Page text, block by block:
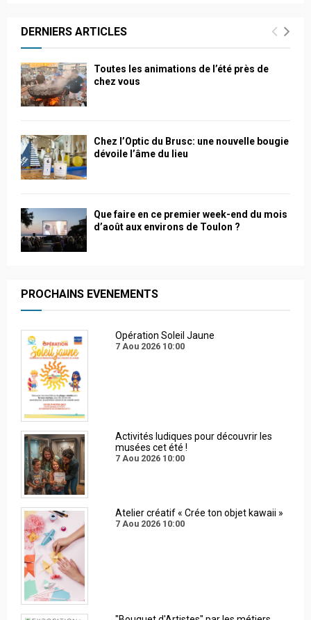
articles
DERNIERS ARTICLES
Toutes les animations de l’été près de
chez vous
Chez l’Optic du Brusc: une nouvelle bougie
dévoile l’âme du lieu
Que faire en ce premier week-end du mois
d’août aux environs de Toulon ?
PROCHAINS EVENEMENTS
Opération Soleil Jaune
7 Aou 2026 10:00
Activités ludiques pour découvrir les
musées cet été !
7 Aou 2026 10:00
Atelier créatif « Crée ton objet kawaii »
7 Aou 2026 10:00